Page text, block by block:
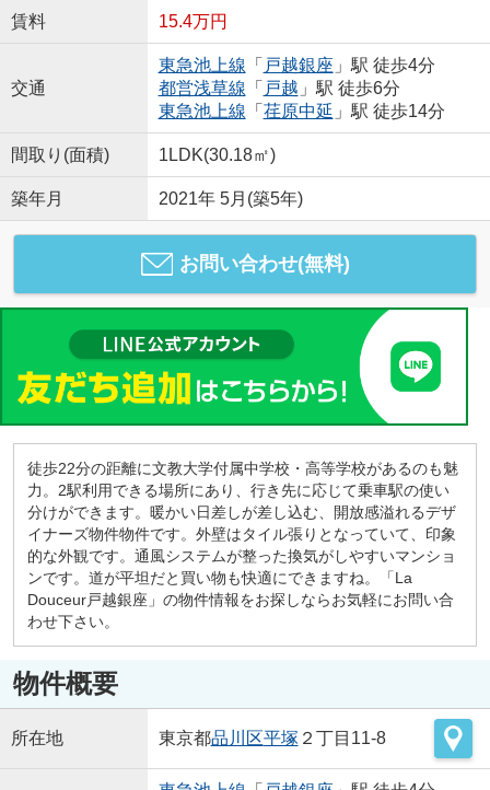
賃料 15.4万円
交通
東急池上線 「 戸越銀座 」駅 徒歩4分
都営浅草線 「 戸越 」駅 徒歩6分
東急池上線 「 荏原中延 」駅 徒歩14分
間取り(面積) 1LDK(30.18㎡)
築年月 2021年 5月(築5年)
お問い合わせ(無料)
徒歩22分の距離に文教大学付属中学校・高等学校があるのも魅
力。2駅利用できる場所にあり、行き先に応じて乗車駅の使い
分けができます。暖かい日差しが差し込む、開放感溢れるデザ
イナーズ物件物件です。外壁はタイル張りとなっていて、印象
的な外観です。通風システムが整った換気がしやすいマンショ
ンです。道が平坦だと買い物も快適にできますね。「La
Douceur戸越銀座」の物件情報をお探しならお気軽にお問い合
わせ下さい。
物件概要
所在地 東京都品川区平塚 ２丁目11-8